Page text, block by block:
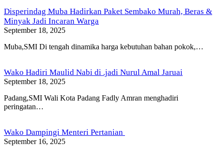
Disperindag Muba Hadirkan Paket Sembako Murah, Beras &
Minyak Jadi Incaran Warga
September 18, 2025
Muba,SMI Di tengah dinamika harga kebutuhan bahan pokok,…
Wako Hadiri Maulid Nabi di .jadi Nurul Amal Jaruai
September 18, 2025
Padang,SMI Wali Kota Padang Fadly Amran menghadiri
peringatan…
Wako Dampingi Menteri Pertanian
September 16, 2025